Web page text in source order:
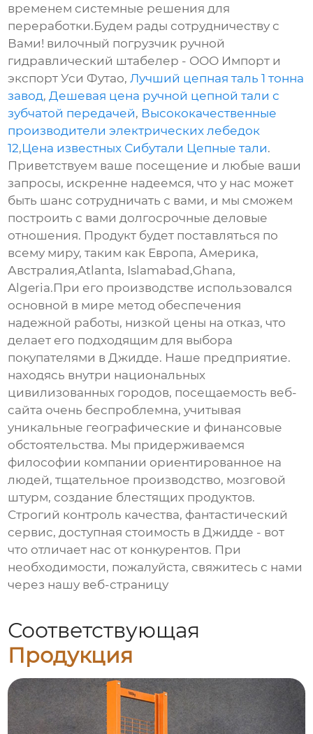
временем системные решения для
переработки.Будем рады сотрудничеству с
Вами! вилочный погрузчик ручной
гидравлический штабелер - ООО Импорт и
экспорт Уси Футао, Лучший цепная таль 1 тонна
завод, Дешевая цена ручной цепной тали с
зубчатой передачей, Высококачественные
производители электрических лебедок
12,Цена известных Сибутали Цепные тали.
Приветствуем ваше посещение и любые ваши
запросы, искренне надеемся, что у нас может
быть шанс сотрудничать с вами, и мы сможем
построить с вами долгосрочные деловые
отношения. Продукт будет поставляться по
всему миру, таким как Европа, Америка,
Австралия,Atlanta, Islamabad,Ghana,
Algeria.При его производстве использовался
основной в мире метод обеспечения
надежной работы, низкой цены на отказ, что
делает его подходящим для выбора
покупателями в Джидде. Наше предприятие.
находясь внутри национальных
цивилизованных городов, посещаемость веб-
сайта очень беспроблемна, учитывая
уникальные географические и финансовые
обстоятельства. Мы придерживаемся
философии компании ориентированное на
людей, тщательное производство, мозговой
штурм, создание блестящих продуктов.
Строгий контроль качества, фантастический
сервис, доступная стоимость в Джидде - вот
что отличает нас от конкурентов. При
необходимости, пожалуйста, свяжитесь с нами
через нашу веб-страницу
Соответствующая
Продукция